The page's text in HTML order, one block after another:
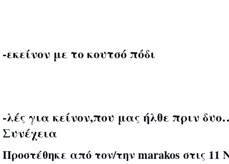
-εκείνον με το κουτσό πόδι
-λές για κείνον,που μας ήλθε πριν
Συνέχεια
Προστέθηκε από τον/τηνmarakos στις 11